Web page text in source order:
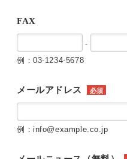
FAX
-
例：03-1234-5678
メールアドレス 必須
例：info@example.co.jp